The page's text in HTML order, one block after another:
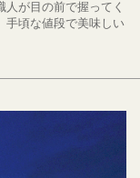
が目の前で握ってく
手頃な値段で美味しい